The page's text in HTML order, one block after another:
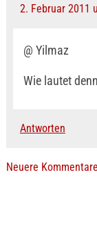
2. Februar 2011
@ Yilmaz
Wie lautet
Antworten
Neuere Kommentare